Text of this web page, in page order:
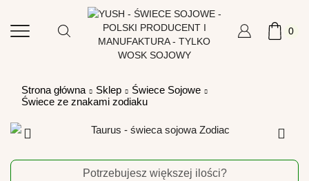
0
Strona główna Sklep
Świece Sojowe
Świece ze znakami zodiaku
Potrzebujesz większej ilości?